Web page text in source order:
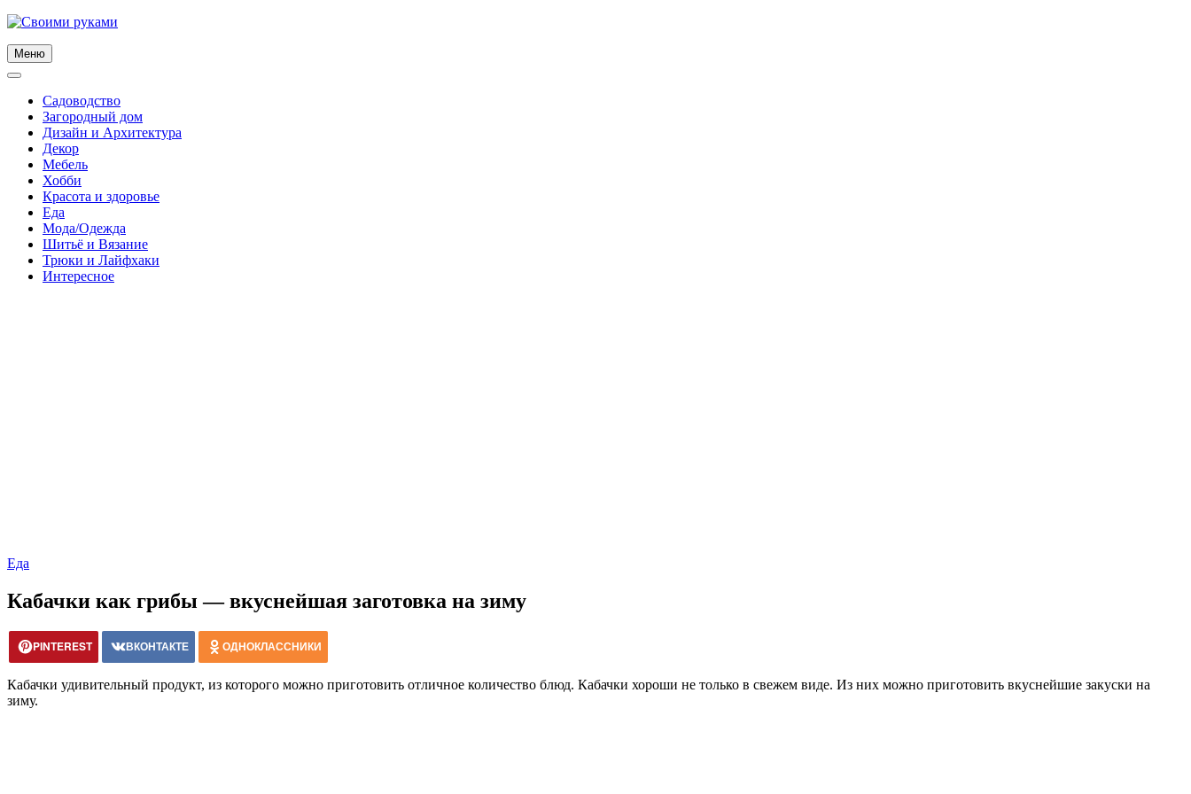
Skip
content
Меню
Садоводство
Загородный дом
Дизайн и Архитектура
Декор
Мебель
Хобби
Красота и здоровье
Еда
Мода/Одежда
Шитьё и Вязание
Трюки и Лайфхаки
Интересное
Еда
Кабачки как грибы — вкуснейшая заготовка на зиму
PINTEREST ВКОНТАКТЕ ОДНОКЛАССНИКИ
Кабачки удивительный продукт, из которого можно приготовить отличное количество блюд. Кабачки хороши не только в свежем виде. Из них можно приготовить вкуснейшие закуски на
зиму.